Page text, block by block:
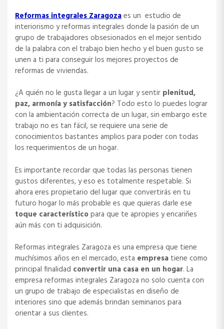
Reformas integrales Zaragozaes un estudio de
interiorismo y reformas integrales donde la pasión de un
grupo de trabajadores obsesionados en el mejor sentido
de la palabra con el trabajo bien hecho y el buen gusto se
unen a ti para conseguir los mejores proyectos de
reformas de viviendas.
¿A quién no le gusta llegar a un lugar y sentir plenitud,
paz, armonía y satisfacción? Todo esto lo puedes lograr
con la ambientación correcta de un lugar, sin embargo este
trabajo no es tan fácil, se requiere una serie de
conocimientos bastantes amplios para poder con todas
los requerimientos de un hogar.
Es importante recordar que todas las personas tienen
gustos diferentes, y eso es totalmente respetable. Si
ahora eres propietario del lugar que convertirás en tu
futuro hogar lo más probable es que quieras darle ese
toque característicopara que te apropies y encariñes
aún más con ti adquisición.
Reformas integrales Zaragoza es una empresa que tiene
muchísimos años en el mercado, esta empresa tiene como
principal finalidad convertir una casa en un hogar. La
empresa reformas integrales Zaragoza no solo cuenta con
un grupo de trabajo de especialistas en diseño de
interiores sino que además brindan seminarios para
orientar a sus clientes.